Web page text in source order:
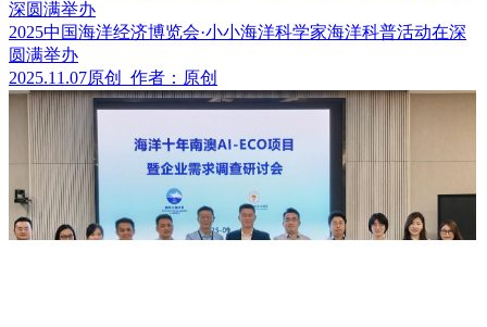
2025中国海洋经济博览会·小小海洋科学家海洋科普活动在深
圆满举办
2025.11.07原创 作者：原创